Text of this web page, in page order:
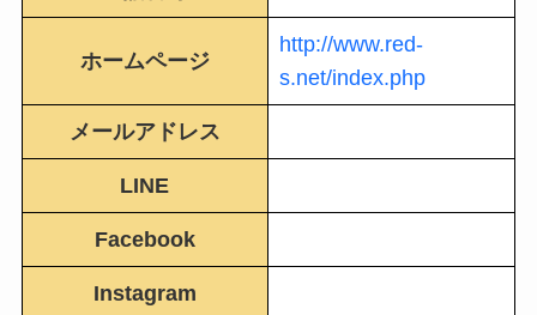
ホームページ
http://www.red-
s.net/index.php
メールアドレス
LINE
Facebook
Instagram